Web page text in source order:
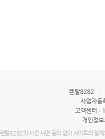
렌탈8282
사업자등
고객센터 :
개인정
렌탈8282의 사전 서면 동의 없이 사이트의 일